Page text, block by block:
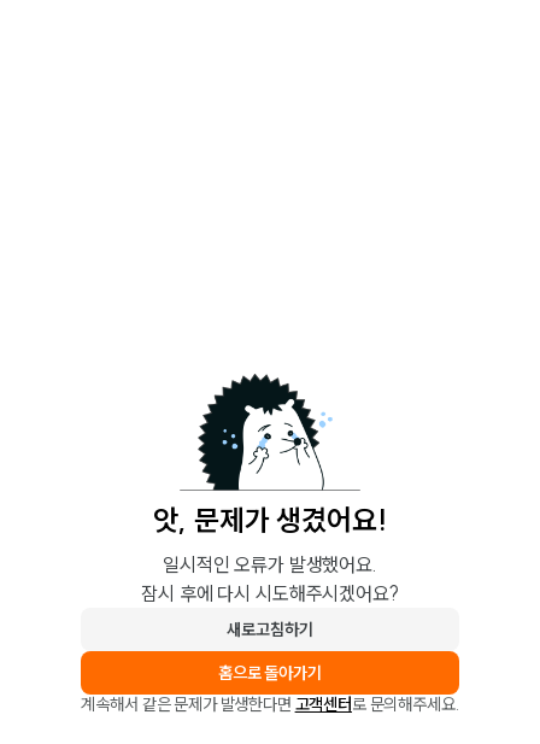
앗, 문제가 생겼어요!
일시적인 오류가 발생했어요.
잠시 후에 다시 시도해주시겠어요?
새로고침하기
홈으로 돌아가기
계속해서 같은 문제가 발생한다면 고객센터로 문의해주세요.